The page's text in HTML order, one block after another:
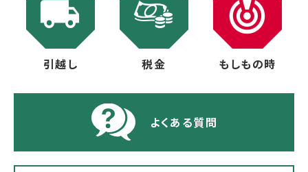
引越し 税金 もしもの時
よくある質問